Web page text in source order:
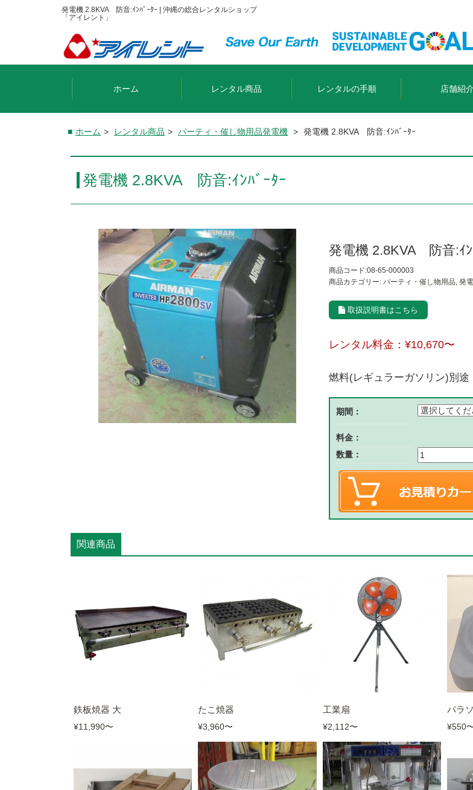
発電機 2.8KVA 防音:ｲﾝﾊﾞｰﾀｰ | 沖縄の総合レンタルショップ
「アイレント」
ホーム レンタル商品 レンタルの手順 店舗紹
ホーム > レンタル商品 > パーティ・催し物用品発電機 > 発電機 2.8KVA 防音:ｲﾝﾊﾞｰﾀｰ
発電機 2.8KVA 防音:ｲﾝﾊﾞｰﾀｰ
発電機 2.8KVA 防音:ｲﾝ
商品コード:08-65-000003
商品カテゴリー: パーティ・催し物用品, 発
取扱説明書はこちら
レンタル料金： ¥10,670〜
燃料(レギュラーガソリン)別途
期間：
料金：
数量：
関連商品
鉄板焼器 大
¥11,990〜
たこ焼器
¥3,960〜
工業扇
¥2,112〜
パラ
¥550